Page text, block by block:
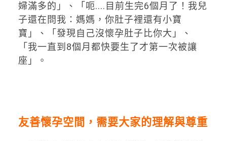
婦滿多的」、「呃....目前生完6個月了！我兒
子還在問我：媽媽，你肚子裡還有小寶
寶」、「發現自己沒懷孕肚子比你大」、
「我一直到8個月都快要生了才第一次被讓
座」。
友善懷孕空間，需要大家的理解與尊重